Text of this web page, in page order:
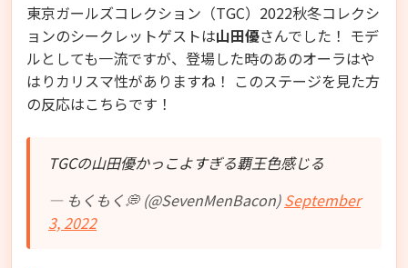
東京ガールズコレクション（TGC）2022秋冬コレクシ
ョンのシークレットゲストは山田優さんでした！ モデ
ルとしても一流ですが、登場した時のあのオーラはや
はりカリスマ性がありますね！ このステージを見た方
の反応はこちらです！
TGCの山田優かっこよすぎる覇王色感じる
— もくもく💭 (@SevenMenBacon)September
3, 2022